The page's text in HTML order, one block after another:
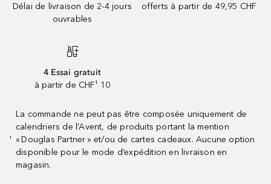
Délai de livraison de 2-4 jours
ouvrables
offerts à partir de 49,95 CHF
4 Essai gratuit
à partir de CHF¹ 10
¹
La commande ne peut pas être composée uniquement de
calendriers de l’Avent, de produits portant la mention
« Douglas Partner » et/ou de cartes cadeaux. Aucune option
disponible pour le mode d’expédition en livraison en
magasin.